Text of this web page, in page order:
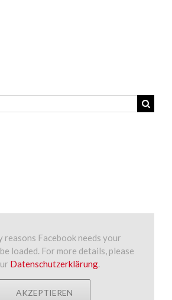
reasons Facebook needs your
loaded. For more details, please
Datenschutzerklärung
AKZEPTIEREN